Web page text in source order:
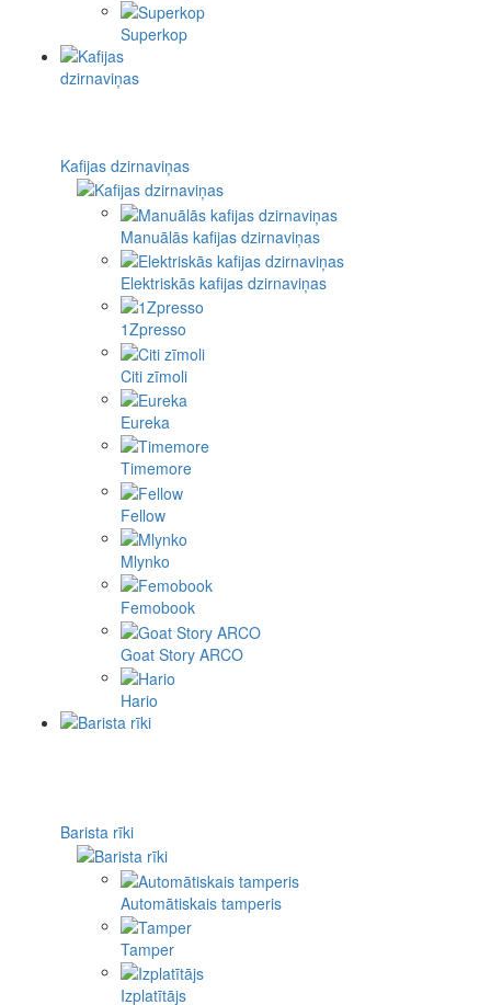
Superkop
Kafijas dzirnaviņas
Manuālās kafijas dzirnaviņas
Elektriskās kafijas dzirnaviņas
1Zpresso
Citi zīmoli
Eureka
Timemore
Fellow
Mlynko
Femobook
Goat Story ARCO
Hario
Barista rīki
Automātiskais tamperis
Tamper
Izplatītājs